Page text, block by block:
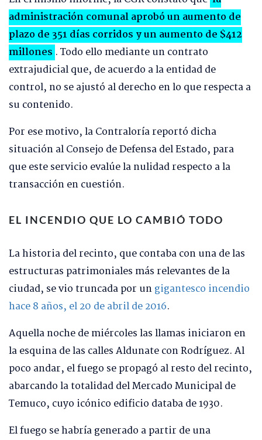
administración comunal aprobó un aumento de
plazo de 351 días corridos y un aumento de $412
millones . Todo ello mediante un contrato
extrajudicial que, de acuerdo a la entidad de
control, no se ajustó al derecho en lo que respecta a
su contenido.
Por ese motivo, la Contraloría reportó dicha
situación al Consejo de Defensa del Estado, para
que este servicio evalúe la nulidad respecto a la
transacción en cuestión.
EL INCENDIO QUE LO CAMBIÓ TODO
La historia del recinto, que contaba con una de las
estructuras patrimoniales más relevantes de la
ciudad, se vio truncada por ungigantesco incendio
hace 8 años, el 20 de abril de 2016.
Aquella noche de miércoles las llamas iniciaron en
la esquina de las calles Aldunate con Rodríguez. Al
poco andar, el fuego se propagó al resto del recinto,
abarcando la totalidad del Mercado Municipal de
Temuco, cuyo icónico edificio databa de 1930.
El fuego se habría generado a partir de una